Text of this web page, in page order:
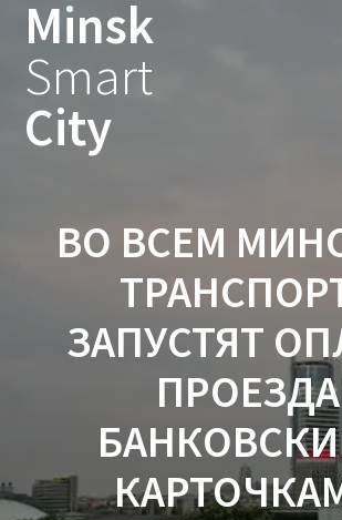
Minsk
Smart
City
ВО ВСЕМ
ЗАПУСТЯТ
ПРОЕЗДА